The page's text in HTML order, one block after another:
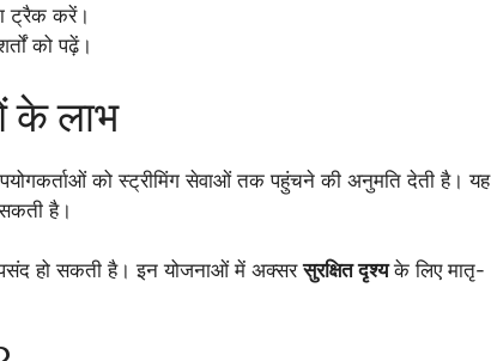
ट्रैक करें।
को पढ़ें।
के लाभ
को स्ट्रीमिंग सेवाओं तक पहुंचने की अनुमति देती है। यह
है।
हो सकती है। इन योजनाओं में अक्सरसुरक्षित दृश्यके लिए मातृ-